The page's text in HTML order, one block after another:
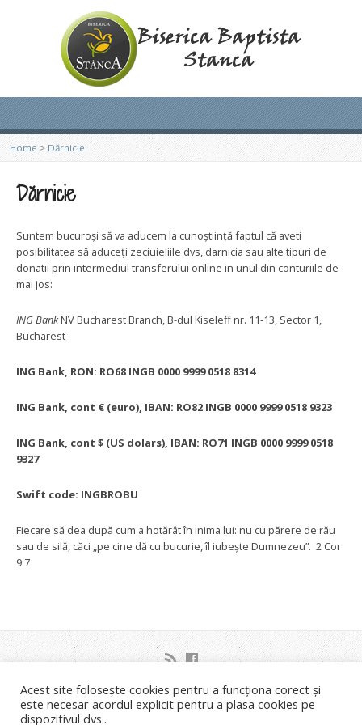
Home > Dărnicie
Dărnicie
Suntem bucuroși să va aducem la cunoștiință faptul că aveti
posibilitatea să aduceți zeciuieliile dvs, darnicia sau alte tipuri de
donatii prin intermediul transferului online in unul din conturiile de
mai jos:
ING BankNV Bucharest Branch, B-dul Kiseleff nr. 11-13, Sector 1,
Bucharest
ING Bank, RON: RO68 INGB 0000 9999 0518 8314
ING Bank, cont € (euro), IBAN: RO82 INGB 0000 9999 0518 9323
ING Bank, cont $ (US dolars), IBAN: RO71 INGB 0000 9999 0518
9327
Swift code: INGBROBU
Fiecare să dea după cum a hotărât în inima lui: nu cu părere de rău
sau de silă, căci „pe cine dă cu bucurie, îl iubeşte Dumnezeu”. 2 Cor
9:7
Strada Orsova nr.2C Timisoara
Liviu Neagoe: 0721.453.035 Email: info@bisericastanca.ro
Acest site folosește cookies pentru a funcționa corect și
este necesar acordul explicit pentru a plasa cookies pe
dispozitivul dvs..